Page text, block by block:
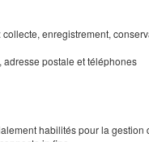
enregistrement,
postale et téléphones
habilités pour la